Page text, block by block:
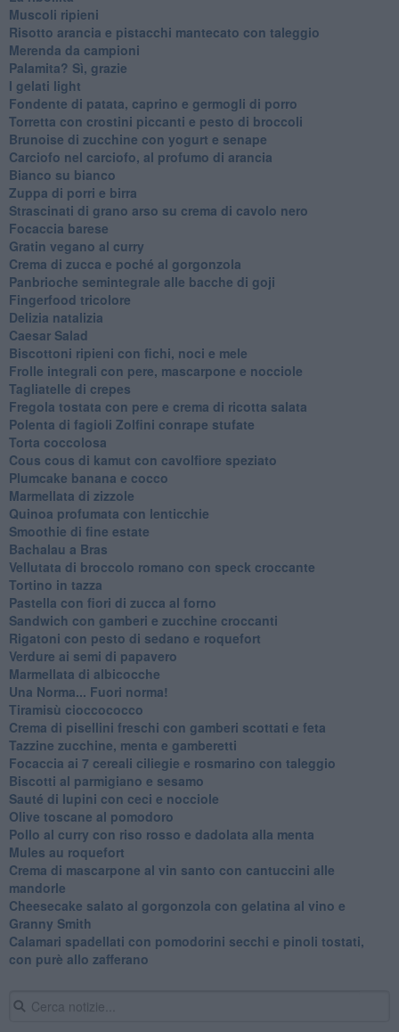
Muscoli ripieni
Risotto arancia e pistacchi mantecato con taleggio
Merenda da campioni
Palamita? Sì, grazie
I gelati light
Fondente di patata, caprino e germogli di porro
Torretta con crostini piccanti e pesto di broccoli
Brunoise di zucchine con yogurt e senape
Carciofo nel carciofo, al profumo di arancia
Bianco su bianco
Zuppa di porri e birra
Strascinati di grano arso su crema di cavolo nero
Focaccia barese
Gratin vegano al curry
Crema di zucca e poché al gorgonzola
Panbrioche semintegrale alle bacche di goji
Fingerfood tricolore
Delizia natalizia
Caesar Salad
Biscottoni ripieni con fichi, noci e mele
Frolle integrali con pere, mascarpone e nocciole
Tagliatelle di crepes
Fregola tostata con pere e crema di ricotta salata
Polenta di fagioli Zolfini conrape stufate
Torta coccolosa
Cous cous di kamut con cavolfiore speziato
Plumcake banana e cocco
Marmellata di zizzole
Quinoa profumata con lenticchie
Smoothie di fine estate
Bachalau a Bras
Vellutata di broccolo romano con speck croccante
Tortino in tazza
Pastella con fiori di zucca al forno
Sandwich con gamberi e zucchine croccanti
Rigatoni con pesto di sedano e roquefort
Verdure ai semi di papavero
Marmellata di albicocche
Una Norma... Fuori norma!
Tiramisù cioccococco
Crema di pisellini freschi con gamberi scottati e feta
Tazzine zucchine, menta e gamberetti
Focaccia ai 7 cereali ciliegie e rosmarino con taleggio
Biscotti al parmigiano e sesamo
Sauté di lupini con ceci e nocciole
Olive toscane al pomodoro
Pollo al curry con riso rosso e dadolata alla menta
Mules au roquefort
Crema di mascarpone al vin santo con cantuccini alle
mandorle
Cheesecake salato al gorgonzola con gelatina al vino e
Granny Smith
Calamari spadellati con pomodorini secchi e pinoli tostati,
con purè allo zafferano